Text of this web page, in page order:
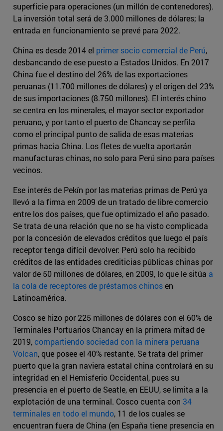
superficie para operaciones (un millón de contenedores).
La inversión total será de 3.000 millones de dólares; la
entrada en funcionamiento se prevé para 2022.
China es desde 2014 el primer socio comercial de Perú,
desbancando de ese puesto a Estados Unidos. En 2017
China fue el destino del 26% de las exportaciones
peruanas (11.700 millones de dólares) y el origen del 23%
de sus importaciones (8.750 millones). El interés chino
se centra en los minerales, el mayor sector exportador
peruano, y por tanto el puerto de Chancay se perfila
como el principal punto de salida de esas materias
primas hacia China. Los fletes de vuelta aportarán
manufacturas chinas, no solo para Perú sino para países
vecinos.
Ese interés de Pekín por las materias primas de Perú ya
llevó a la firma en 2009 de un tratado de libre comercio
entre los dos países, que fue optimizado el año pasado.
Se trata de una relación que no se ha visto complicada
por la concesión de elevados créditos que luego el país
receptor tenga difícil devolver: Perú solo ha recibido
créditos de las entidades crediticias públicas chinas por
valor de 50 millones de dólares, en 2009, lo que le sitúa a
la cola de receptores de préstamos chinosen
Latinoamérica.
Cosco se hizo por 225 millones de dólares con el 60% de
Terminales Portuarios Chancay en la primera mitad de
2019,compartiendo sociedad con la minera peruana
Volcan, que posee el 40% restante. Se trata del primer
puerto que la gran naviera estatal china controlará en su
integridad en el Hemisferio Occidental, pues su
presencia en el puerto de Seatle, en EEUU, se limita a la
explotación de una terminal. Cosco cuenta con 34
terminales en todo el mundo, 11 de los cuales se
encuentran fuera de China (en España tiene presencia en